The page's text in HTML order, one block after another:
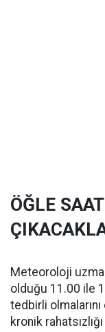
ÖĞLE
Meteoroloji
olduğu 11.00 ile
tedbirli
kronik